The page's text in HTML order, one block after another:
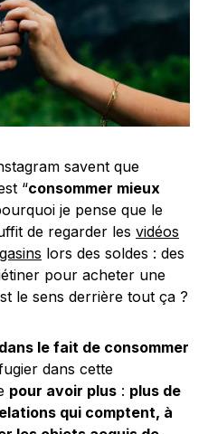
savent que
“consommer mieux
je pense que le
de regarder les vidéos
lors des soldes : des
pour acheter une
le sens derrière tout ça ?
dans le fait de consommer
dans cette
pour avoir plus : plus de
qui comptent, à